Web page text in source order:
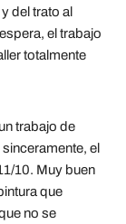
del trato al
el trabajo
totalmente
trabajo de
el
10. Muy buen
que
no se